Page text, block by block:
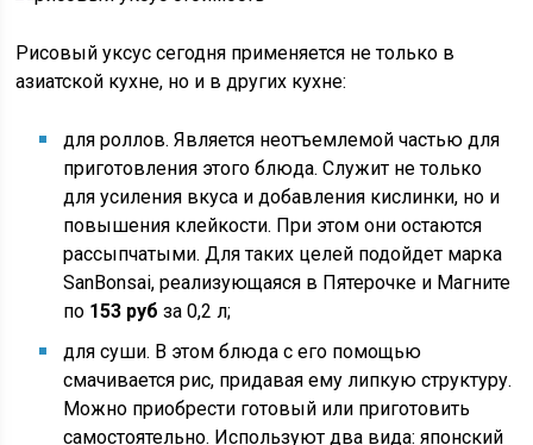
Рисовый уксус сегодня применяется не только в
азиатской кухне, но и в других кухне:
для роллов. Является неотъемлемой частью для
приготовления этого блюда. Служит не только
для усиления вкуса и добавления кислинки, но и
повышения клейкости. При этом они остаются
рассыпчатыми. Для таких целей подойдет марка
SanBonsai, реализующаяся в Пятерочке и Магните
по 153 руб за 0,2 л;
для суши. В этом блюда с его помощью
смачивается рис, придавая ему липкую структуру.
Можно приобрести готовый или приготовить
самостоятельно. Используют два вида: японский